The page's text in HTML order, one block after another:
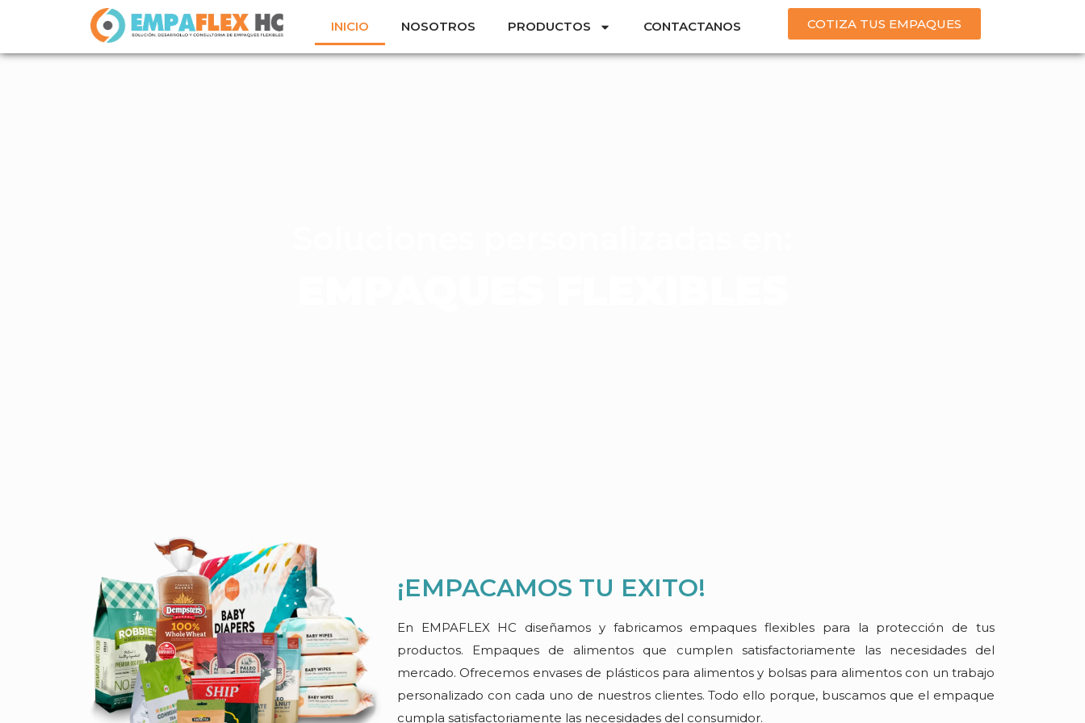
INICIO NOSOTROS PRODUCTOS CONTACTANOS COTIZA TUS EMPAQUES
¡EMPACAMOS TU EXITO!
En EMPAFLEX HC diseñamos y fabricamos empaques flexibles para la protección de tus
productos. Empaques de alimentos que cumplen satisfactoriamente las necesidades del
mercado. Ofrecemos envases de plásticos para alimentos y bolsas para alimentos con un trabajo
personalizado con cada uno de nuestros clientes. Todo ello porque, buscamos que el empaque
cumpla satisfactoriamente las necesidades del consumidor.